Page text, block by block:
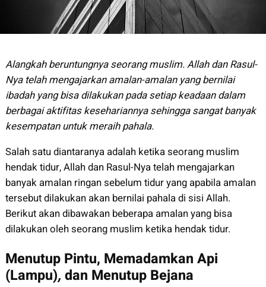
Alangkah beruntungnya seorang muslim. Allah dan Rasul-
Nya telah mengajarkan amalan-amalan yang bernilai
ibadah yang bisa dilakukan pada setiap keadaan dalam
berbagai aktifitas kesehariannya sehingga sangat banyak
kesempatan untuk meraih pahala.
Salah satu diantaranya adalah ketika seorang muslim
hendak tidur, Allah dan Rasul-Nya telah mengajarkan
banyak amalan ringan sebelum tidur yang apabila amalan
tersebut dilakukan akan bernilai pahala di sisi Allah.
Berikut akan dibawakan beberapa amalan yang bisa
dilakukan oleh seorang muslim ketika hendak tidur.
Menutup Pintu, Memadamkan Api
(Lampu), dan Menutup Bejana